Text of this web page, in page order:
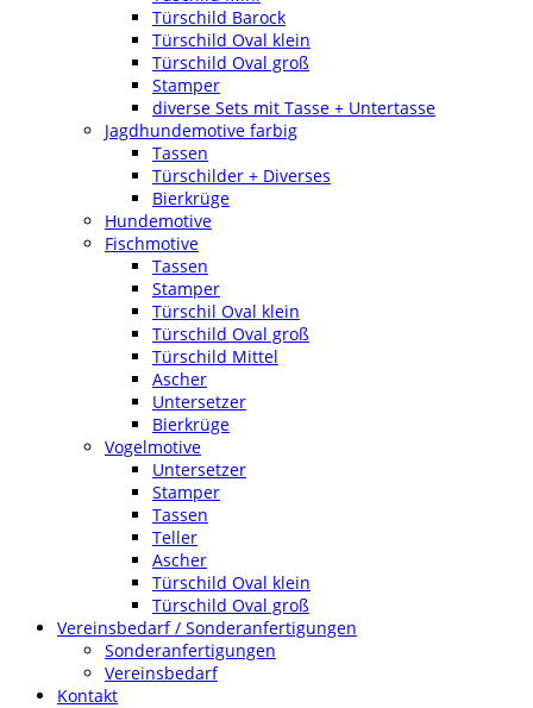
Türschild Barock
Türschild Oval klein
Türschild Oval groß
Stamper
diverse Sets mit Tasse + Untertasse
Jagdhundemotive farbig
Tassen
Türschilder + Diverses
Bierkrüge
Hundemotive
Fischmotive
Tassen
Stamper
Türschil Oval klein
Türschild Oval groß
Türschild Mittel
Ascher
Untersetzer
Bierkrüge
Vogelmotive
Untersetzer
Stamper
Tassen
Teller
Ascher
Türschild Oval klein
Türschild Oval groß
Vereinsbedarf / Sonderanfertigungen
Sonderanfertigungen
Vereinsbedarf
Kontakt